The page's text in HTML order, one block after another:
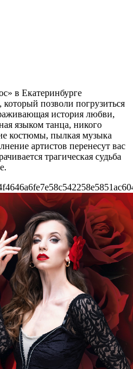
в Екатеринбурге
позволи погрузиться
история любви,
языком танца, никого
костюмы, пылкая музыка
артистов перенесут вас
трагическая судьба